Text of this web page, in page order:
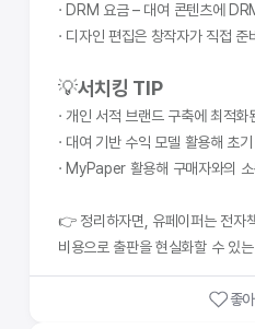
· DRM 요금 – 대여 콘텐츠에
· 디자인 편집은 창작자가 직접
💡서치킹 TIP
· 개인 서적 브랜드 구축에 최적
· 대여 기반 수익 모델 활용해 초
· MyPaper 활용해 구매자와의
👉 정리하자면, 유페이퍼는 전자
비용으로 출판을 현실화할 수 있
좋